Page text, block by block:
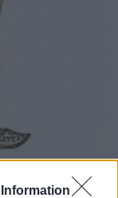
nagyon